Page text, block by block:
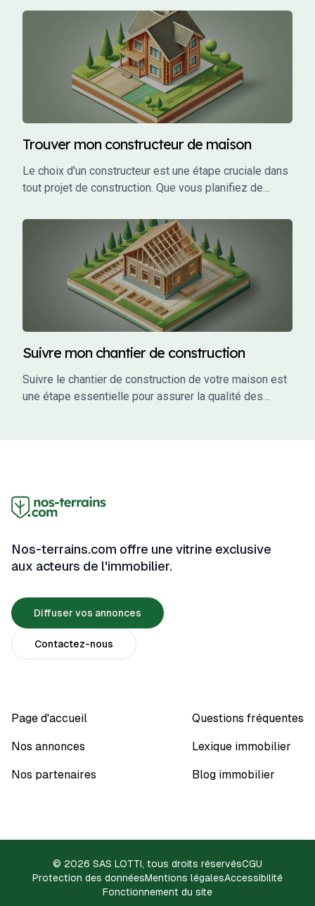
parler de plans sur-mesure et de plans modulaires,
mais qu'est-ce que cela signifie exactement ?
Trouver mon constructeur de maison
Le choix d'un constructeur est une étape cruciale dans
tout projet de construction. Que vous planifiez de
commercial, ou un investissement locatif, le bon
constructeur peut faire la différence entre un projet
réussi et un cauchemar.
Suivre mon chantier de construction
Suivre le chantier de construction de votre maison est
une étape essentielle pour assurer la qualité des
pratiques, des outils et des informations pour garantir
que votre projet se déroule sans accroc.
Nos-terrains.com offre une vitrine exclusive
aux acteurs de l'immobilier.
Diffuser vos annonces
Contactez-nous
Page d'accueil
Nos annonces
Nos partenaires
Questions fréquentes
Lexique immobilier
Blog immobilier
© 2026 SAS LOTTI, tous droits réservésCGU
Protection des donnéesMentions légalesAccessibilité
Fonctionnement du site